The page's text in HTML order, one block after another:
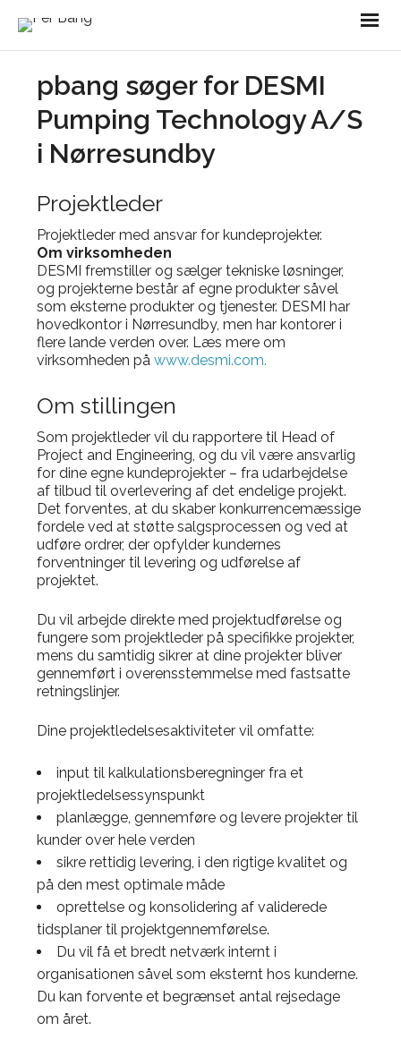
pbang søger for DESMI
Pumping Technology A/S
i Nørresundby
Projektleder
Projektleder med ansvar for kundeprojekter.
Om virksomheden
DESMI fremstiller og sælger tekniske løsninger,
og projekterne består af egne produkter såvel
som eksterne produkter og tjenester. DESMI har
hovedkontor i Nørresundby, men har kontorer i
flere lande verden over. Læs mere om
virksomheden påwww.desmi.com.
Om stillingen
Som projektleder vil du rapportere til Head of
Project and Engineering, og du vil være ansvarlig
for dine egne kundeprojekter – fra udarbejdelse
af tilbud til overlevering af det endelige projekt.
Det forventes, at du skaber konkurrencemæssige
fordele ved at støtte salgsprocessen og ved at
udføre ordrer, der opfylder kundernes
forventninger til levering og udførelse af
projektet.
Du vil arbejde direkte med projektudførelse og
fungere som projektleder på specifikke projekter,
mens du samtidig sikrer at dine projekter bliver
gennemført i overensstemmelse med fastsatte
retningslinjer.
Dine projektledelsesaktiviteter vil omfatte:
input til kalkulationsberegninger fra et
projektledelsessynspunkt
planlægge, gennemføre og levere projekter til
kunder over hele verden
sikre rettidig levering, i den rigtige kvalitet og
på den mest optimale måde
oprettelse og konsolidering af validerede
tidsplaner til projektgennemførelse.
Du vil få et bredt netværk internt i
organisationen såvel som eksternt hos kunderne.
Du kan forvente et begrænset antal rejsedage
om året.